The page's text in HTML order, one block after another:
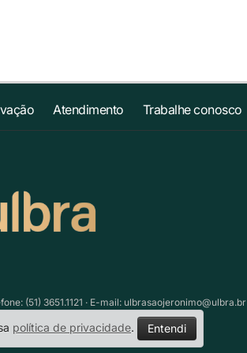
Atendimento Trabalhe conosco
(51) 3651.1121 · E-mail: ulbrasaojeronimo@ulbra.br
política de privacidade. Entendi